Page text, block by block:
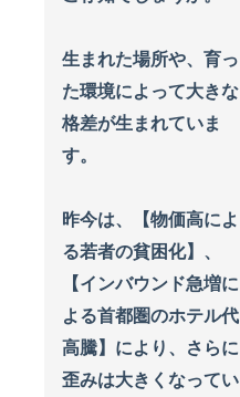
生まれた場所や、育っ
た環境によって大きな
格差が生まれていま
す。
昨今は、【物価高によ
る若者の貧困化】、
【インバウンド急増に
よる首都圏のホテル代
高騰】により、さらに
歪みは大きくなってい